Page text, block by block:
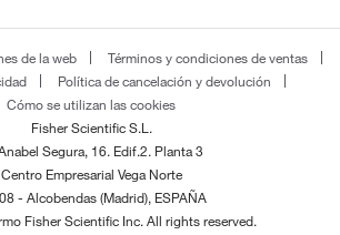
de la web
Términos y condiciones de ventas
Política de cancelación y devolución
Cómo se utilizan las cookies
Fisher Scientific S.L.
Segura, 16. Edif.2. Planta 3
Centro Empresarial Vega Norte
- Alcobendas (Madrid), ESPAÑA
Fisher Scientific Inc. All rights reserved.